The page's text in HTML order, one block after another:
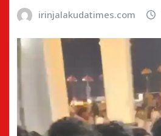
irinjalakudatimes.com